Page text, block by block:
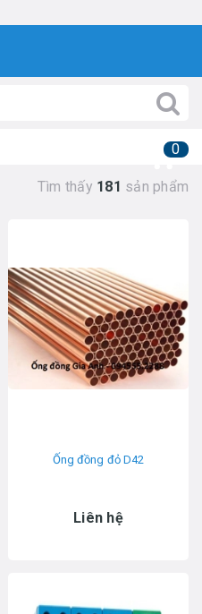
0
Tìm thấy 181 sản phẩm
Ống đồng đỏ D42
Liên hệ